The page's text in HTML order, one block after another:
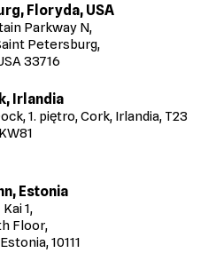
Floryda, USA
Parkway N,
Petersburg,
33716
Irlandia
1. piętro, Cork, Irlandia, T23
KW81
Estonia
Kai 1,
Floor,
10111